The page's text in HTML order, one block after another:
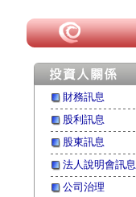
財務訊息
股利訊息
股東訊息
法人說明會訊息
公司治理